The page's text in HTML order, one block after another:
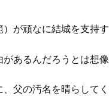
が頑なに結城を支持
あるんだろうとは想像
父の汚名を晴らして